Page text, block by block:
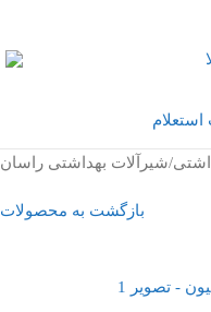
/شیرآلات بهداشتی راسان
بازگشت به محصولات